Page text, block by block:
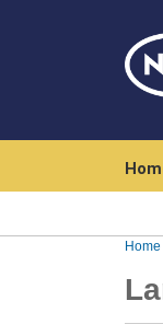
Home